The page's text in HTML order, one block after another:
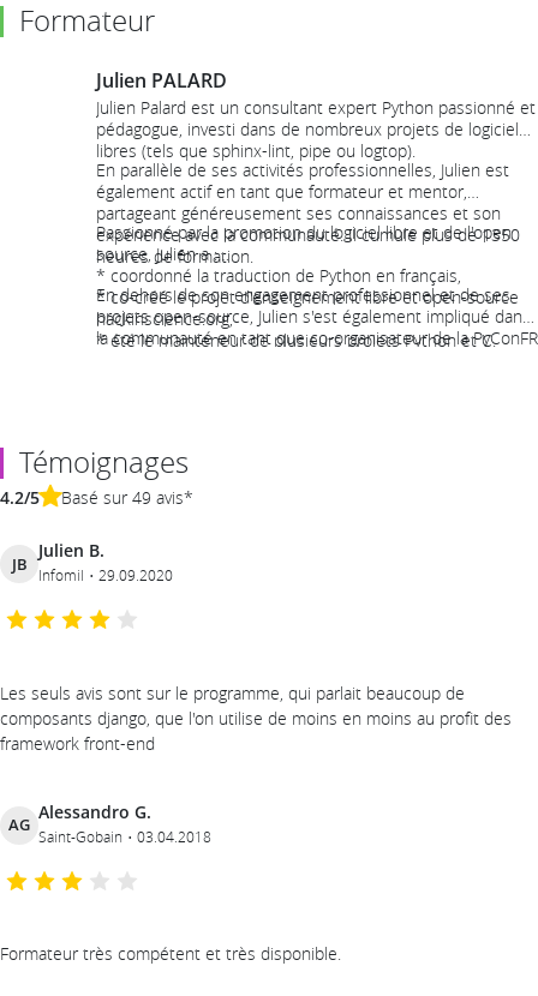
Formateur
Julien PALARD
Julien Palard est un consultant expert Python passionné et
pédagogue, investi dans de nombreux projets de logiciels
libres (tels que sphinx-lint, pipe ou logtop).
En parallèle de ses activités professionnelles, Julien est
également actif en tant que formateur et mentor,
partageant généreusement ses connaissances et son
expérience avec la communauté. Il cumule plus de 1350
heures de formation.
Passionné par la promotion du logiciel libre et de l'open
source, Julien a :
* coordonné la traduction de Python en français,
* co-créé le projet d'enseignement libre et open-source
hackinscience.org,
* été le mainteneur de plusieurs projets Python et C.
En dehors de son engagement professionnel et de ses
projets open-source, Julien s'est également impliqué dans
la communauté en tant que co-organisateur de la PyConFR
Témoignages
4.2/5 Basé sur 49 avis*
JB
Julien B.
Infomil 29.09.2020
Les seuls avis sont sur le programme, qui parlait beaucoup de
composants django, que l'on utilise de moins en moins au profit des
framework front-end
AG
Alessandro G.
Saint-Gobain 03.04.2018
Formateur très compétent et très disponible.